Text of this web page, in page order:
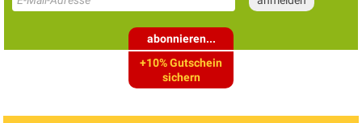
abonnieren...
+10% Gutschein
sichern